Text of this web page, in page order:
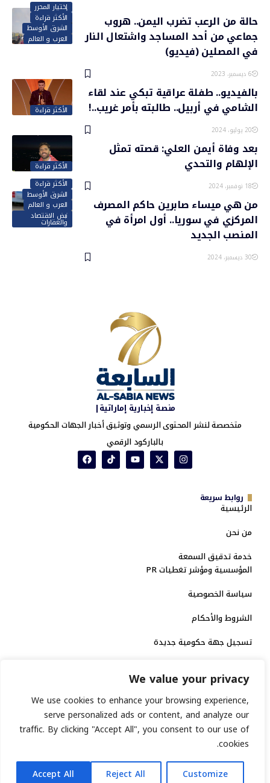
We value your privacy
We use cookies to enhance your browsing experience,
serve personalized ads or content, and analyze our
traffic. By clicking "Accept All", you consent to our use of
cookies.
Customize
Reject All
Accept All
إختيار المحرر
الأكثر قراءة
الشرق الأوسط
العرب و العالم
حالة من الرعب تضرب اليمن.. هروب
جماعي من أحد المساجد واشتعال النار
في المصلين (فيديو)
6 ديسمبر، 2023
الأكثر قراءة
بالفيديو.. طفلة عراقية تبكي عند لقاء
الشامي في أربيل.. طالبته بأمر غريب..!
20 يوليو، 2024
الأكثر قراءة
بعد وفاة أيمن العلي: قصته تمثل
الإلهام والتحدي
18 نوفمبر، 2024
الأكثر قراءة
الشرق الأوسط
العرب و العالم
نبض الاقتصاد
والعقارات
من هي ميساء صابرين حاكم المصرف
المركزي في سوريا.. أول امرأة في
المنصب الجديد
30 ديسمبر، 2024
منصة إخبارية إماراتية|
متخصصة لنشر المحتوى الرسمي وتوثيق أخبار الجهات الحكومية
بالباركود الرقمي
روابط سريعة
الرئيسية
من نحن
خدمة تدقيق السمعة
المؤسسية ومؤشر تغطيات PR
سياسة الخصوصية
الشروط والأحكام
تسجيل جهة حكومية جديدة
الاعتماد الرسمي
منصة إخبارية مرخصة
رقم الترخيص الاتحادي : 8793134
جميع حقوق التوثيق الرقمي محفوظة لمنصة السابعة © 2026. AR
انشر خبرك